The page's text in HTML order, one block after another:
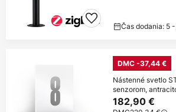
Čas dodania: 5
DMC -37,44 €
Nástenné svetlo
senzorom,
182,90 €